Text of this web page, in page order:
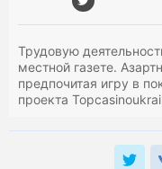
Трудовую
местной газете.
предпочитая игру в
проекта